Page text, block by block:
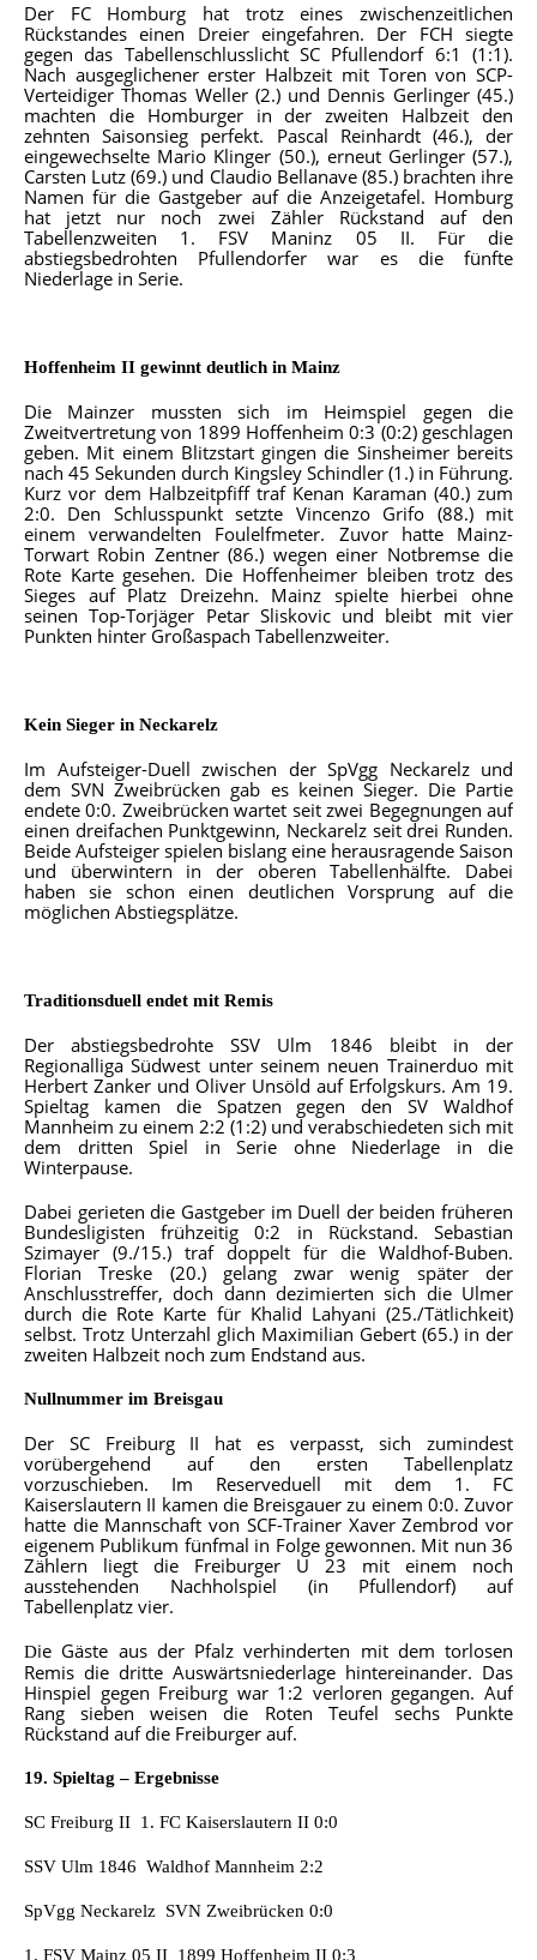
Der FC Homburg hat trotz eines zwischenzeitlichen
Rückstandes einen Dreier eingefahren. Der FCH siegte
gegen das Tabellenschlusslicht SC Pfullendorf 6:1 (1:1).
Nach ausgeglichener erster Halbzeit mit Toren von SCP-
Verteidiger Thomas Weller (2.) und Dennis Gerlinger (45.)
machten die Homburger in der zweiten Halbzeit den
zehnten Saisonsieg perfekt. Pascal Reinhardt (46.), der
eingewechselte Mario Klinger (50.), erneut Gerlinger (57.),
Carsten Lutz (69.) und Claudio Bellanave (85.) brachten ihre
Namen für die Gastgeber auf die Anzeigetafel. Homburg
hat jetzt nur noch zwei Zähler Rückstand auf den
Tabellenzweiten 1. FSV Maninz 05 II. Für die
abstiegsbedrohten Pfullendorfer war es die fünfte
Niederlage in Serie.
Hoffenheim II gewinnt deutlich in Mainz
Die Mainzer mussten sich im Heimspiel gegen die
Zweitvertretung von 1899 Hoffenheim 0:3 (0:2) geschlagen
geben. Mit einem Blitzstart gingen die Sinsheimer bereits
nach 45 Sekunden durch Kingsley Schindler (1.) in Führung.
Kurz vor dem Halbzeitpfiff traf Kenan Karaman (40.) zum
2:0. Den Schlusspunkt setzte Vincenzo Grifo (88.) mit
einem verwandelten Foulelfmeter. Zuvor hatte Mainz-
Torwart Robin Zentner (86.) wegen einer Notbremse die
Rote Karte gesehen. Die Hoffenheimer bleiben trotz des
Sieges auf Platz Dreizehn. Mainz spielte hierbei ohne
seinen Top-Torjäger Petar Sliskovic und bleibt mit vier
Punkten hinter Großaspach Tabellenzweiter.
Kein Sieger in Neckarelz
Im Aufsteiger-Duell zwischen der SpVgg Neckarelz und
dem SVN Zweibrücken gab es keinen Sieger. Die Partie
endete 0:0. Zweibrücken wartet seit zwei Begegnungen auf
einen dreifachen Punktgewinn, Neckarelz seit drei Runden.
Beide Aufsteiger spielen bislang eine herausragende Saison
und überwintern in der oberen Tabellenhälfte. Dabei
haben sie schon einen deutlichen Vorsprung auf die
möglichen Abstiegsplätze.
Traditionsduell endet mit Remis
Der abstiegsbedrohte SSV Ulm 1846 bleibt in der
Regionalliga Südwest unter seinem neuen Trainerduo mit
Herbert Zanker und Oliver Unsöld auf Erfolgskurs. Am 19.
Spieltag kamen die Spatzen gegen den SV Waldhof
Mannheim zu einem 2:2 (1:2) und verabschiedeten sich mit
dem dritten Spiel in Serie ohne Niederlage in die
Winterpause.
Dabei gerieten die Gastgeber im Duell der beiden früheren
Bundesligisten frühzeitig 0:2 in Rückstand. Sebastian
Szimayer (9./15.) traf doppelt für die Waldhof-Buben.
Florian Treske (20.) gelang zwar wenig später der
Anschlusstreffer, doch dann dezimierten sich die Ulmer
durch die Rote Karte für Khalid Lahyani (25./Tätlichkeit)
selbst. Trotz Unterzahl glich Maximilian Gebert (65.) in der
zweiten Halbzeit noch zum Endstand aus.
Nullnummer im Breisgau
Der SC Freiburg II hat es verpasst, sich zumindest
vorübergehend auf den ersten Tabellenplatz
vorzuschieben. Im Reserveduell mit dem 1. FC
Kaiserslautern II kamen die Breisgauer zu einem 0:0. Zuvor
hatte die Mannschaft von SCF-Trainer Xaver Zembrod vor
eigenem Publikum fünfmal in Folge gewonnen. Mit nun 36
Zählern liegt die Freiburger U 23 mit einem noch
ausstehenden Nachholspiel (in Pfullendorf) auf
Tabellenplatz vier.
Die Gäste aus der Pfalz verhinderten mit dem torlosen
Remis die dritte Auswärtsniederlage hintereinander. Das
Hinspiel gegen Freiburg war 1:2 verloren gegangen. Auf
Rang sieben weisen die Roten Teufel sechs Punkte
Rückstand auf die Freiburger auf.
19. Spieltag – Ergebnisse
SC Freiburg II  1. FC Kaiserslautern II 0:0
SSV Ulm 1846  Waldhof Mannheim 2:2
SpVgg Neckarelz  SVN Zweibrücken 0:0
1. FSV Mainz 05 II  1899 Hoffenheim II 0:3